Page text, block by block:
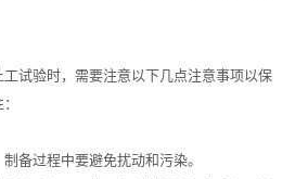
验时，需要注意以下几点注意事项以保
过程中要避免扰动和污染。